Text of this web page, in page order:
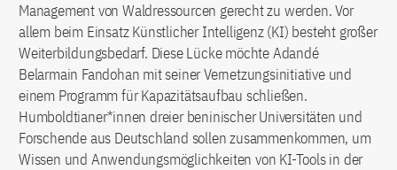
Management von Waldressourcen gerecht zu werden. Vor
allem beim Einsatz Künstlicher Intelligenz (KI) besteht großer
Weiterbildungsbedarf. Diese Lücke möchte Adandé
Belarmain Fandohan mit seiner Vernetzungsinitiative und
einem Programm für Kapazitätsaufbau schließen.
Humboldtianer*innen dreier beninischer Universitäten und
Forschende aus Deutschland sollen zusammenkommen, um
Wissen und Anwendungsmöglichkeiten von KI-Tools in der